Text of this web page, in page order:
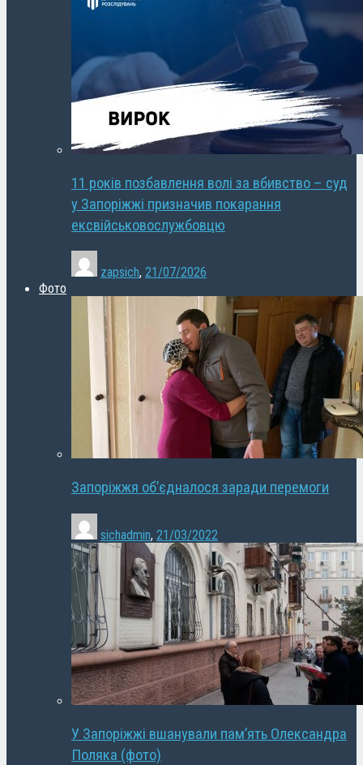
11 років позбавлення волі за вбивство – суд
у Запоріжжі призначив покарання
ексвійськовослужбовцю
zapsich, 21/07/2026
Фото
Запоріжжя об’єдналося заради перемоги
sichadmin, 21/03/2022
У Запоріжжі вшанували пам’ять Олександра
Поляка (фото)